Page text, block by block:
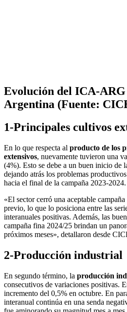
Evolución del ICA-ARG
Argentina (Fuente:
1-Principales cultivos
En lo que respecta al producto de los
extensivos, nuevamente tuvieron una
(4%). Esto se debe a un buen inicio de
dejando atrás los problemas
hacia el final de la campaña 2023-2024.
«El sector cerró una aceptable
previo, lo que lo posiciona entre las
interanuales positivas. Además, las
campaña fina 2024/25 brindan un
próximos meses», detallaron desde
2-Producción industrial
En segundo término, la producción
consecutivos de variaciones positivas.
incremento del 0,5% en octubre. En
interanual continúa en una senda